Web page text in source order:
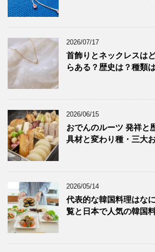
2026/07/17
首飾りとネックレスは
らある？歴史は？種類
2026/06/15
おでんのルーツ 発祥と
具材と変わり種・三大
2026/05/14
代表的な韓国料理はな
覧と日本で人気の韓国